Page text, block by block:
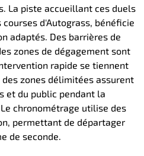
La piste accueillant ces duels
d'Autograss, bénéficie
adaptés. Des barrières de
zones de dégagement sont
rapide se tiennent
zones délimitées assurent
et du public pendant la
chronométrage utilise des
permettant de départager
de seconde.